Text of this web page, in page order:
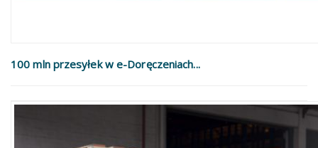
100 mln przesyłek w e-Doręczeniach...